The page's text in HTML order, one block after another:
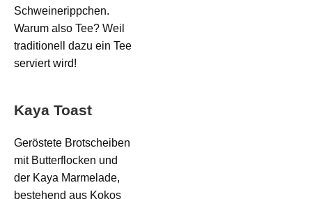
Schweinerippchen.
Warum also Tee? Weil
traditionell dazu ein Tee
serviert wird!
Kaya Toast
Geröstete Brotscheiben
mit Butterflocken und
der Kaya Marmelade,
bestehend aus Kokos